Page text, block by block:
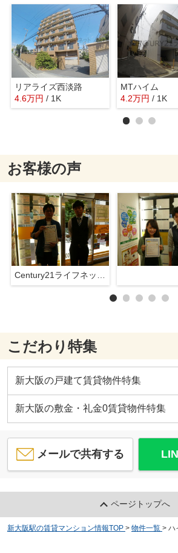
リアライズ西淡路
4.6万円 / 1K
MTハイム
4.2万円 / 1K
お客様の声
こだわり特集
新大阪の戸建て賃貸物件特集
新大阪の敷金・礼金0賃貸物件特集
メールで共有する
ページトップへ
新大阪駅の賃貸マンション情報TOP > 物件一覧 > ハ